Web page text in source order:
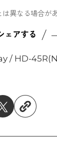
異なる場合が
/ HD-